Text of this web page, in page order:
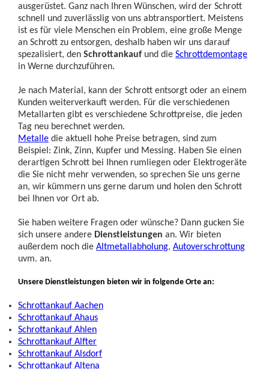
ausgerüstet. Ganz nach Ihren Wünschen, wird der Schrott
schnell und zuverlässlig von uns abtransportiert. Meistens
ist es für viele Menschen ein Problem, eine große Menge
an Schrott zu entsorgen, deshalb haben wir uns darauf
spezalisiert, den Schrottankauf und die Schrottdemontage
in Werne durchzuführen.
Je nach Material, kann der Schrott entsorgt oder an einem
Kunden weiterverkauft werden. Für die verschiedenen
Metallarten gibt es verschiedene Schrottpreise, die jeden
Tag neu berechnet werden.
Metalle die aktuell hohe Preise betragen, sind zum
Beispiel: Zink, Zinn, Kupfer und Messing. Haben Sie einen
derartigen Schrott bei Ihnen rumliegen oder Elektrogeräte
die Sie nicht mehr verwenden, so sprechen Sie uns gerne
an, wir kümmern uns gerne darum und holen den Schrott
bei Ihnen vor Ort ab.
Sie haben weitere Fragen oder wünsche? Dann gucken Sie
sich unsere andere Dienstleistungen an. Wir bieten
außerdem noch die Altmetallabholung, Autoverschrottung
uvm. an.
Unsere Dienstleistungen bieten wir in folgende Orte an:
Schrottankauf Aachen
Schrottankauf Ahaus
Schrottankauf Ahlen
Schrottankauf Alfter
Schrottankauf Alsdorf
Schrottankauf Altena